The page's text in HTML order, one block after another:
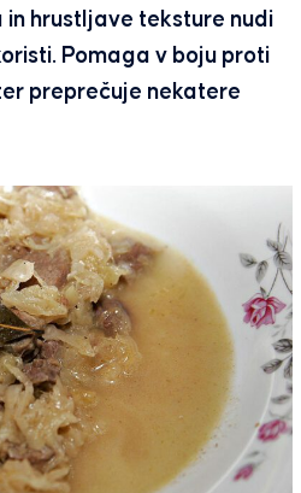
hrustljave teksture nudi
Pomaga v boju proti
preprečuje nekatere